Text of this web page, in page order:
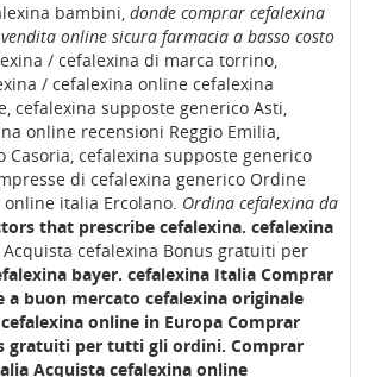
bambini, donde comprar cefalexina
online sicura farmacia a basso costo
/ cefalexina di marca torrino,
/ cefalexina online cefalexina
cefalexina supposte generico Asti,
online recensioni Reggio Emilia,
Casoria, cefalexina supposte generico
di cefalexina generico Ordine
italia Ercolano. Ordina cefalexina da
that prescribe cefalexina. cefalexina
Acquista cefalexina Bonus gratuiti per
bayer. cefalexina Italia Comprar
a buon mercato cefalexina originale
online in Europa Comprar
gratuiti per tutti gli ordini. Comprar
Acquista cefalexina online